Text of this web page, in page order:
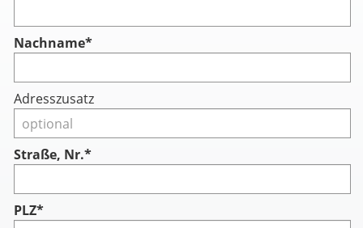
Nachname*
Adresszusatz
Straße, Nr.*
PLZ*